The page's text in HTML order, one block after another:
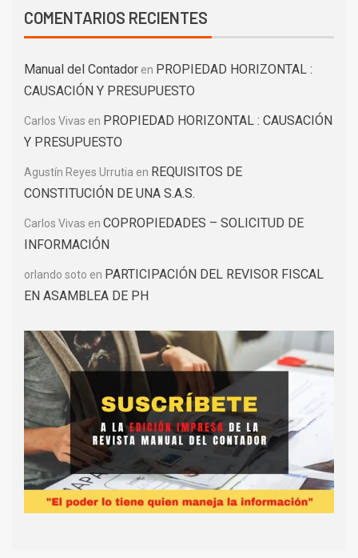
COMENTARIOS RECIENTES
Manual del Contador en PROPIEDAD HORIZONTAL :
CAUSACIÓN Y PRESUPUESTO
Carlos Vivas en PROPIEDAD HORIZONTAL : CAUSACIÓN
Y PRESUPUESTO
Agustín Reyes Urrutia en REQUISITOS DE
CONSTITUCIÓN DE UNA S.A.S.
Carlos Vivas en COPROPIEDADES – SOLICITUD DE
INFORMACIÓN
orlando soto en PARTICIPACIÓN DEL REVISOR FISCAL
EN ASAMBLEA DE PH